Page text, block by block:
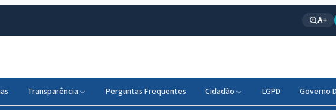
A+
Transparência Perguntas Frequentes Cidadão LGPD Governo